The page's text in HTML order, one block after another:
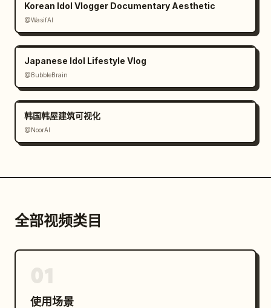
Korean Idol Vlogger Documentary Aesthetic
@WasifAI
Japanese Idol Lifestyle Vlog
@BubbleBrain
韩国韩屋建筑可视化
@NoorAI
全部视频类目
使用场景